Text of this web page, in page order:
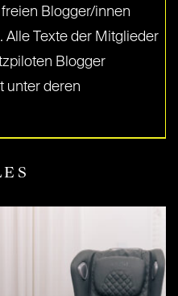
Blogger/innen
Alle Texte der Mitglieder
Blogger
unter deren